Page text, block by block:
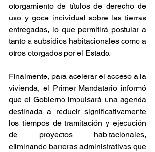
otorgamiento de títulos de derecho de
uso y goce individual sobre las tierras
entregadas, lo que permitirá postular a
tanto a subsidios habitacionales como a
otros otorgados por el Estado.
Finalmente, para acelerar el acceso a la
vivienda, el Primer Mandatario informó
que el Gobierno impulsará una agenda
destinada a reducir significativamente
los tiempos de tramitación y ejecución
de proyectos habitacionales,
eliminando barreras administrativas que